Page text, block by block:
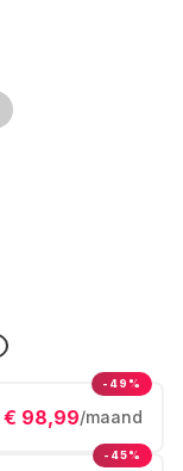
€ 98,99/maand
-49%
-45%